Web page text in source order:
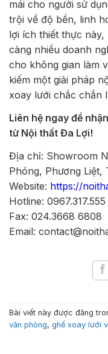
mái cho người sử
trội về độ bền, linh
lợi ích thiết thực
càng nhiều doanh
cho không gian làm
kiếm một giải pháp
xoay lưới chắc chắn
Liên hệ ngay để
từ Nội thất Đa Lợi!
Địa chỉ: Showroom
Phóng, Phương Liệt,
Website: https://
Hotline:
Fax: 024.3668 6808
Email:
Bài viết này được đăng
văn phòng, ghế xoay lưới